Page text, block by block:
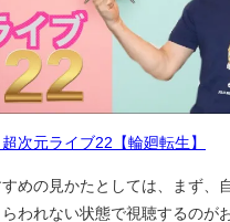
次元ライブ22【輪廻転生】
めの見かたとしては、まず、
われない状態で視聴するのが